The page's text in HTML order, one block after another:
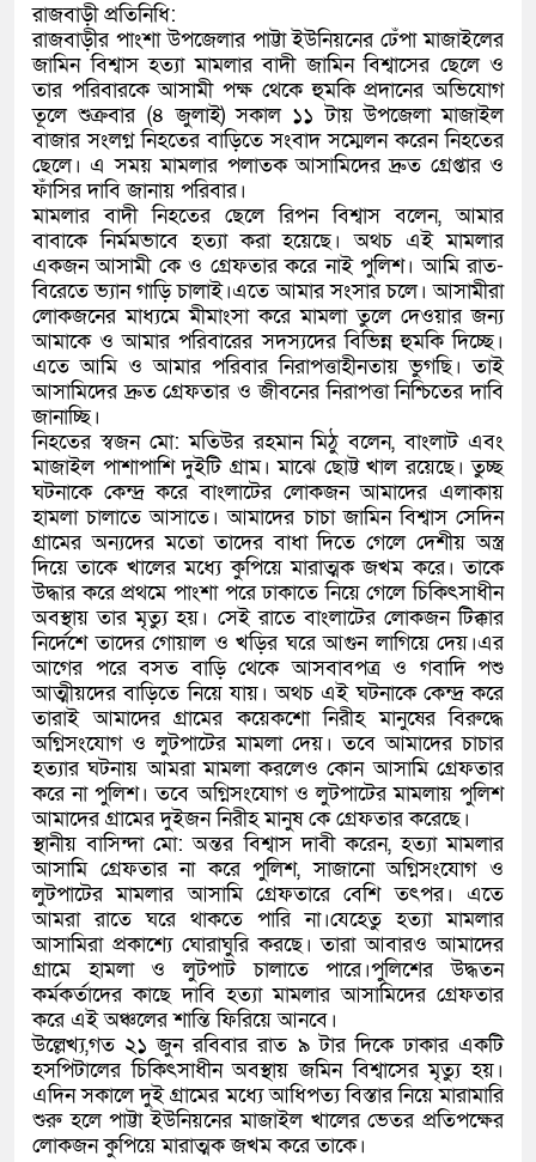
রাজবাড়ী প্রতিনিধি:
রাজবাড়ীর পাংশা উপজেলার পাট্টা ইউনিয়নের ঢেঁপা মাজাইলের
জামিন বিশ্বাস হত্যা মামলার বাদী জামিন বিশ্বাসের ছেলে ও
তার পরিবারকে আসামী পক্ষ থেকে হুমকি প্রদানের অভিযোগ
তূলে শুক্রবার (৪ জুলাই) সকাল ১১ টায় উপজেলা মাজাইল
বাজার সংলগ্ন নিহতের বাড়িতে সংবাদ সম্মেলন করেন নিহতের
ছেলে। এ সময় মামলার পলাতক আসামিদের দ্রুত গ্রেপ্তার ও
ফাঁসির দাবি জানায় পরিবার।
মামলার বাদী নিহতের ছেলে রিপন বিশ্বাস বলেন, আমার
বাবাকে নির্মমভাবে হত্যা করা হয়েছে। অথচ এই মামলার
একজন আসামী কে ও গ্রেফতার করে নাই পুলিশ। আমি রাত-
বিরেতে ভ্যান গাড়ি চালাই।এতে আমার সংসার চলে। আসামীরা
লোকজনের মাধ্যমে মীমাংসা করে মামলা তুলে দেওয়ার জন্য
আমাকে ও আমার পরিবারের সদস্যদের বিভিন্ন হুমকি দিচ্ছে।
এতে আমি ও আমার পরিবার নিরাপত্তাহীনতায় ভুগছি। তাই
আসামিদের দ্রুত গ্রেফতার ও জীবনের নিরাপত্তা নিশ্চিতের দাবি
জানাচ্ছি।
নিহতের স্বজন মো: মতিউর রহমান মিঠু বলেন, বাংলাট এবং
মাজাইল পাশাপাশি দুইটি গ্রাম। মাঝে ছোট্ট খাল রয়েছে। তুচ্ছ
ঘটনাকে কেন্দ্র করে বাংলাটের লোকজন আমাদের এলাকায়
হামলা চালাতে আসাতে। আমাদের চাচা জামিন বিশ্বাস সেদিন
গ্রামের অন্যদের মতো তাদের বাধা দিতে গেলে দেশীয় অস্ত্র
দিয়ে তাকে খালের মধ্যে কুপিয়ে মারাত্মক জখম করে। তাকে
উদ্ধার করে প্রথমে পাংশা পরে ঢাকাতে নিয়ে গেলে চিকিৎসাধীন
অবস্থায় তার মৃত্যু হয়। সেই রাতে বাংলাটের লোকজন টিক্কার
নির্দেশে তাদের গোয়াল ও খড়ির ঘরে আগুন লাগিয়ে দেয়।এর
আগের পরে বসত বাড়ি থেকে আসবাবপত্র ও গবাদি পশু
আত্মীয়দের বাড়িতে নিয়ে যায়। অথচ এই ঘটনাকে কেন্দ্র করে
তারাই আমাদের গ্রামের কয়েকশো নিরীহ মানুষের বিরুদ্ধে
অগ্নিসংযোগ ও লুটপাটের মামলা দেয়। তবে আমাদের চাচার
হত্যার ঘটনায় আমরা মামলা করলেও কোন আসামি গ্রেফতার
করে না পুলিশ। তবে অগ্নিসংযোগ ও লুটপাটের মামলায় পুলিশ
আমাদের গ্রামের দুইজন নিরীহ মানুষ কে গ্রেফতার করেছে।
স্থানীয় বাসিন্দা মো: অন্তর বিশ্বাস দাবী করেন, হত্যা মামলার
আসামি গ্রেফতার না করে পুলিশ, সাজানো অগ্নিসংযোগ ও
লুটপাটের মামলার আসামি গ্রেফতারে বেশি তৎপর। এতে
আমরা রাতে ঘরে থাকতে পারি না।যেহেতু হত্যা মামলার
আসামিরা প্রকাশ্যে ঘোরাঘুরি করছে। তারা আবারও আমাদের
গ্রামে হামলা ও লুটপাট চালাতে পারে।পুলিশের উদ্ধতন
কর্মকর্তাদের কাছে দাবি হত্যা মামলার আসামিদের গ্রেফতার
করে এই অঞ্চলের শান্তি ফিরিয়ে আনবে।
উল্লেখ্য,গত ২১ জুন রবিবার রাত ৯ টার দিকে ঢাকার একটি
হসপিটালের চিকিৎসাধীন অবস্থায় জমিন বিশ্বাসের মৃত্যু হয়।
এদিন সকালে দুই গ্রামের মধ্যে আধিপত্য বিস্তার নিয়ে মারামারি
শুরু হলে পাট্টা ইউনিয়নের মাজাইল খালের ভেতর প্রতিপক্ষের
লোকজন কুপিয়ে মারাত্মক জখম করে তাকে।